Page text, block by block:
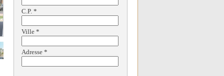
C.P. *
Ville *
Adresse *